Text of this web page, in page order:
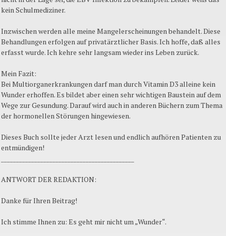
kein Schulmediziner.
Inzwischen werden alle meine Mangelerscheinungen behandelt. Diese
Behandlungen erfolgen auf privatärztlicher Basis. Ich hoffe, daß alles
erfasst wurde. Ich kehre sehr langsam wieder ins Leben zurück.
Mein Fazit:
Bei Multiorganerkrankungen darf man durch Vitamin D3 alleine kein
Wunder erhoffen. Es bildet aber einen sehr wichtigen Baustein auf dem
Wege zur Gesundung. Darauf wird auch in anderen Büchern zum Thema
der hormonellen Störungen hingewiesen.
Dieses Buch sollte jeder Arzt lesen und endlich aufhören Patienten zu
entmündigen!
ANTWORT DER REDAKTION:
Danke für Ihren Beitrag!
Ich stimme Ihnen zu: Es geht mir nicht um „Wunder“.